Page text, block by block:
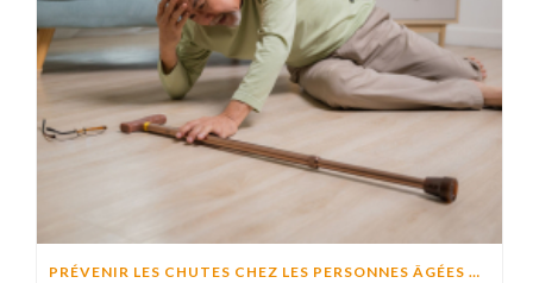
PRÉVENIR LES CHUTES CHEZ LES PERSONNES ÂGÉES À DOMICILE : CAUSES, RISQUES ET SOLUTIONS EFFICACES